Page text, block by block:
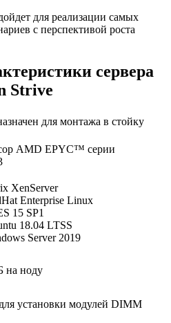
для реализации самых
с перспективой роста
сервера
Strive
для монтажа в стойку
AMD EPYC™ серии
XenServer
Enterprise Linux
15 SP1
18.04 LTSS
Server 2019
на ноду
установки модулей DIMM